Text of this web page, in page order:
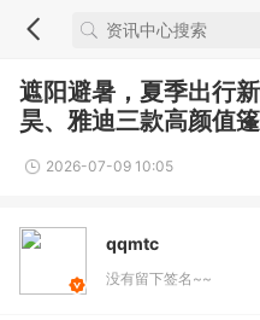
遮阳避暑，夏季出行
昊、雅迪三款高颜值
2026-07-09 10:05
qqmtc
没有留下签名~~